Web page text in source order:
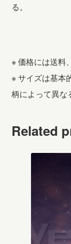
る。
※ 価格には送料
※ サイズは基本
柄によって異な
Related